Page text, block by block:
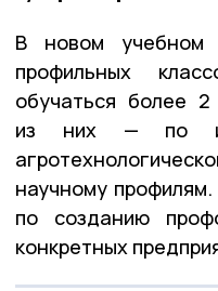
В новом учебном
профильных
обучаться более
из них — по
научному
по созданию
конкретных